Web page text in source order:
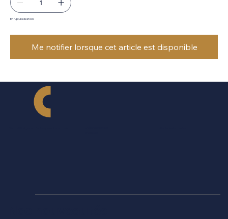
En rupture de stock
Me notifier lorsque cet article est disponible